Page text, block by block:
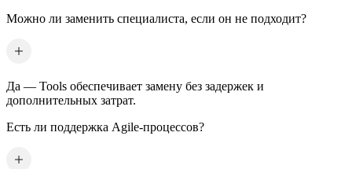
Можно ли заменить специалиста, если он не подходит?
Да — Tools обеспечивает замену без задержек и
дополнительных затрат.
Есть ли поддержка Agile-процессов?